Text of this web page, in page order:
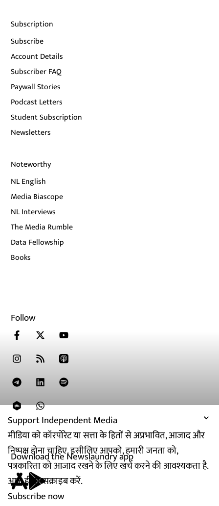
Support Independent Media
मीडिया को कॉरपोरेट या सत्ता के हितों से अप्रभावित, आजाद और
निष्पक्ष होना चाहिए. इसीलिए आपको, हमारी जनता को,
पत्रकारिता को आजाद रखने के लिए खर्च करने की आवश्यकता है.
आज ही सब्सक्राइब करें.
Subscribe now
Subscription
Subscribe
Account Details
Subscriber FAQ
Paywall Stories
Podcast Letters
Student Subscription
Newsletters
Noteworthy
NL English
Media Biascope
NL Interviews
The Media Rumble
Data Fellowship
Books
Follow
Download the Newslaundry app